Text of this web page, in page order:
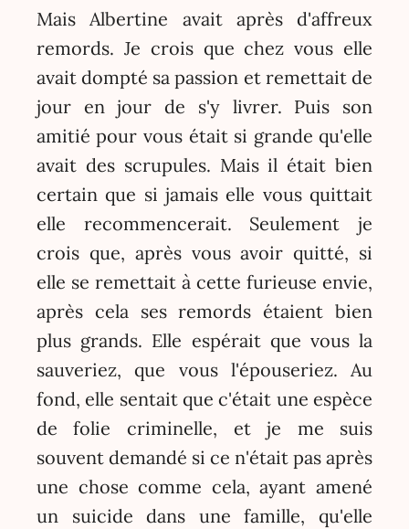
Mais Albertine avait après d'affreux
remords. Je crois que chez vous elle
avait dompté sa passion et remettait de
jour en jour de s'y livrer. Puis son
amitié pour vous était si grande qu'elle
avait des scrupules. Mais il était bien
certain que si jamais elle vous quittait
elle recommencerait. Seulement je
crois que, après vous avoir quitté, si
elle se remettait à cette furieuse envie,
après cela ses remords étaient bien
plus grands. Elle espérait que vous la
sauveriez, que vous l'épouseriez. Au
fond, elle sentait que c'était une espèce
de folie criminelle, et je me suis
souvent demandé si ce n'était pas après
une chose comme cela, ayant amené
un suicide dans une famille, qu'elle